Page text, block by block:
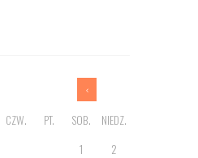
CZW. PT. SOB. NIEDZ.
1
2